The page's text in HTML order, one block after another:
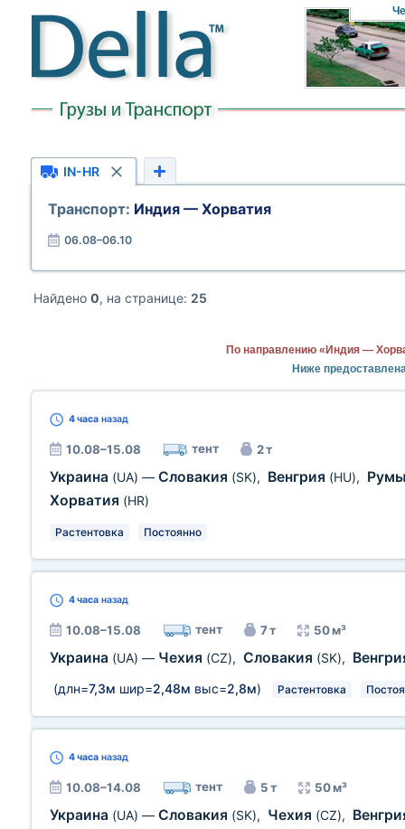
IN-HR
Транспорт: Индия — Хорватия
06.08–06.10
Найдено 0, на странице: 25
По направлению «Индия —
Ниже
4 часа назад
10.08–15.08 тент 2 т
Украина (UA) — Словакия (SK), Венгрия (HU),
Хорватия (HR)
Растентовка Постоянно
4 часа назад
10.08–15.08 тент 7 т 50 м³
Украина (UA) — Чехия (CZ), Словакия (SK),
(длн=7,3м шир=2,48м выс=2,8м) Растентовка
4 часа назад
10.08–14.08 тент 5 т 50 м³
Украина (UA) — Словакия (SK), Чехия (CZ),